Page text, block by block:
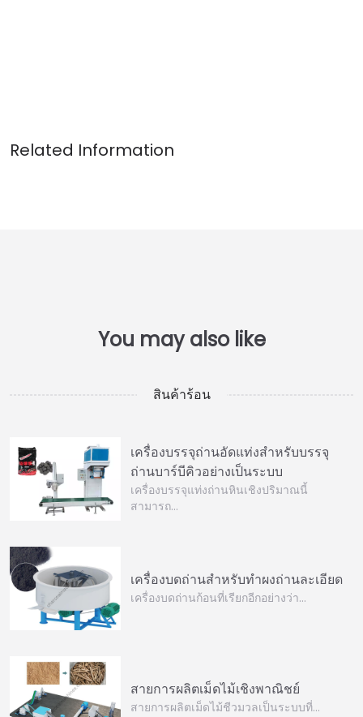
สินค้าร้อน
เครื่องบรรจุถ่านอัดแท่งสำหรับบรรจุ
ถ่านบาร์บีคิวอย่างเป็นระบบ
เครื่องบรรจุแท่งถ่านหินเชิงปริมาณนี้
สามารถ…
เครื่องบดถ่านสำหรับทำผงถ่านละเอียด
เครื่องบดถ่านก้อนที่เรียกอีกอย่างว่า…
สายการผลิตเม็ดไม้เชิงพาณิชย์
สายการผลิตเม็ดไม้ชีวมวลเป็นระบบที่…